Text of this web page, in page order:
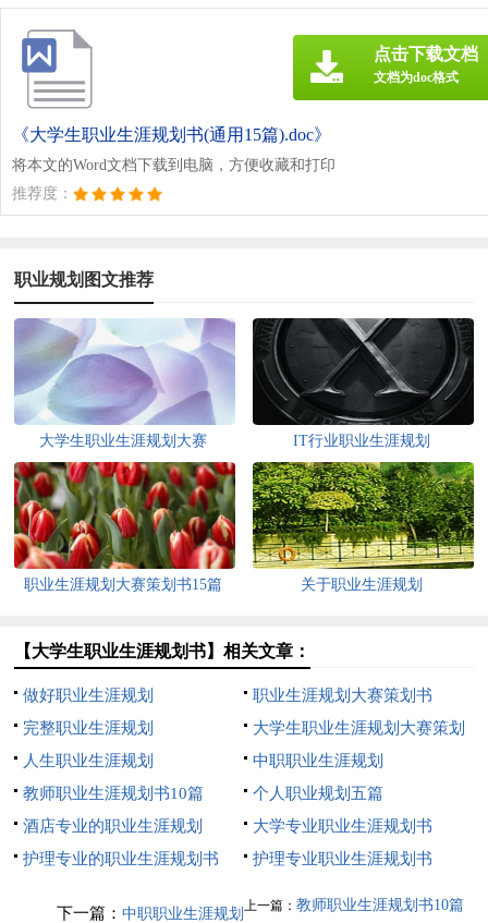
《大学生职业生涯规划书(通用15篇).doc》
将本文的Word文档下载到电脑，方便收藏和打印
推荐度：
点击下载文档
文档为doc格式
职业规划图文推荐
大学生职业生涯规划大赛 IT行业职业生涯规划
职业生涯规划大赛策划书15篇 关于职业生涯规划
【大学生职业生涯规划书】相关文章：
做好职业生涯规划
职业生涯规划大赛策划书
完整职业生涯规划
大学生职业生涯规划大赛策划
书
人生职业生涯规划
中职职业生涯规划
教师职业生涯规划书10篇
个人职业规划五篇
酒店专业的职业生涯规划
大学专业职业生涯规划书
护理专业的职业生涯规划书
护理专业职业生涯规划书
上一篇： 教师职业生涯规划书10篇
下一篇： 中职职业生涯规划